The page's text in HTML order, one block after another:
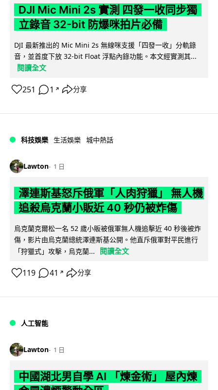
DJI Mic Mini 2s 實測 四發一收同步獨
立錄音 32-bit 防爆咪拍片必備
DJI 最新推出的 Mic Mini 2s 無線咪支援「四發一收」分軌錄
音，並首度下放 32-bit Float 浮點內錄功能。本文經實測其...
閱讀全文
251 1 ↗ 分享
科技娛樂 生活娛樂 城中熱話
Lawton 1 日
澤連斯基怒斥俄軍「人肉狩獵」 無人機
追殺烏克蘭小販近 40 秒仍被炸傷
烏克蘭克爾松一名 52 歲小販被俄軍無人機追擊近 40 秒後被炸
傷，影片由烏克蘭總統澤連斯基公開。他直斥俄軍對平民進行
「狩獵式」攻擊，烏克蘭...
閱讀全文
119 41 ↗ 分享
人工智能
Lawton 1 日
中國湖北男自學 AI 「煉金術」 屋內煉